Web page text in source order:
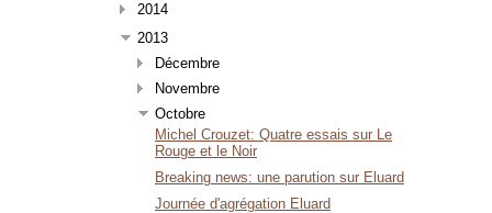
2014
2013
Décembre
Novembre
Octobre
Michel Crouzet: Quatre essais sur Le
Rouge et le Noir
Breaking news: une parution sur Eluard
Journée d'agrégation Eluard